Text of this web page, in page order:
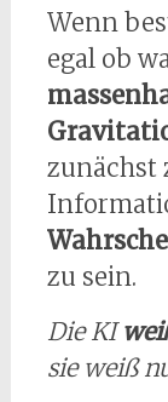
Wenn
egal ob
zunächst
zu sein.
Die KI
sie weiß